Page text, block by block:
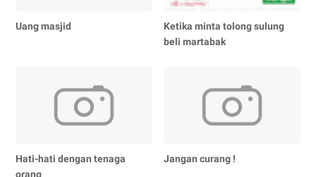
Uang masjid
Ketika minta tolong sulung
beli martabak
Hati-hati dengan tenaga
orang
Jangan curang !